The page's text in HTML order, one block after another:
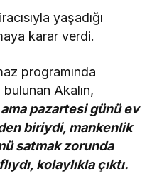
yaşadığı
karar verdi.
programında
Akalın,
pazartesi günü ev
biriydi, mankenlik
satmak zorunda
kolaylıkla çıktı.